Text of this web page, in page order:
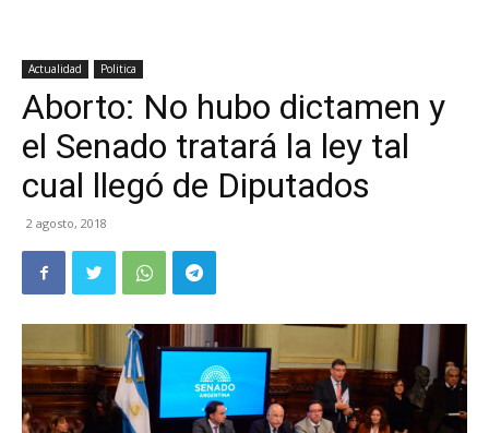
Actualidad Politica
Aborto: No hubo dictamen y
el Senado tratará la ley tal
cual llegó de Diputados
2 agosto, 2018